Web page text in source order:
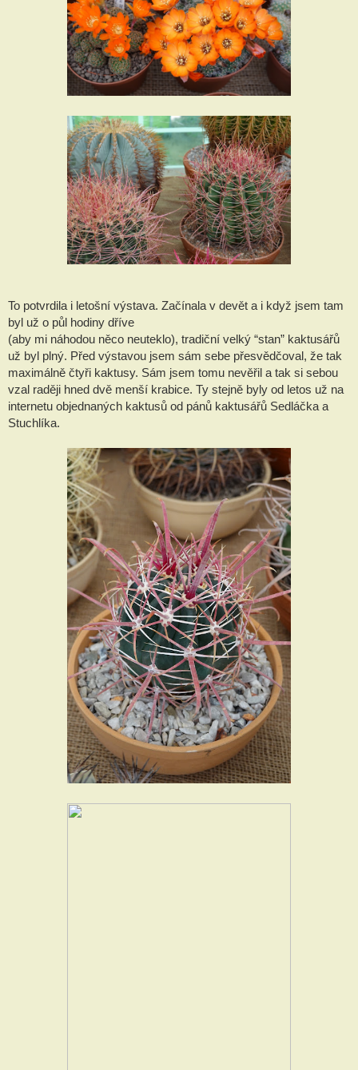
To potvrdila i letošní výstava. Začínala v devět a i když jsem tam
byl už o půl hodiny dříve
(aby mi náhodou něco neuteklo), tradiční velký “stan” kaktusářů
už byl plný. Před výstavou jsem sám sebe přesvědčoval, že tak
maximálně čtyři kaktusy. Sám jsem tomu nevěřil a tak si sebou
vzal raději hned dvě menší krabice. Ty stejně byly od letos už na
internetu objednaných kaktusů od pánů kaktusářů Sedláčka a
Stuchlíka.